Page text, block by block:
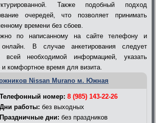
Также подобный подход
очередей, что позволяет принимать
времени без сбоев.
по написанному на сайте телефону и
онлайн. В случае анкетирования следует
всей необходимой информацией, указать
комфортное время для визита.
Nissan Murano м. Южная
Телефонный номер: 8 (985) 143-22-26
Дни работы: без выходных
Праздничные дни: без праздников